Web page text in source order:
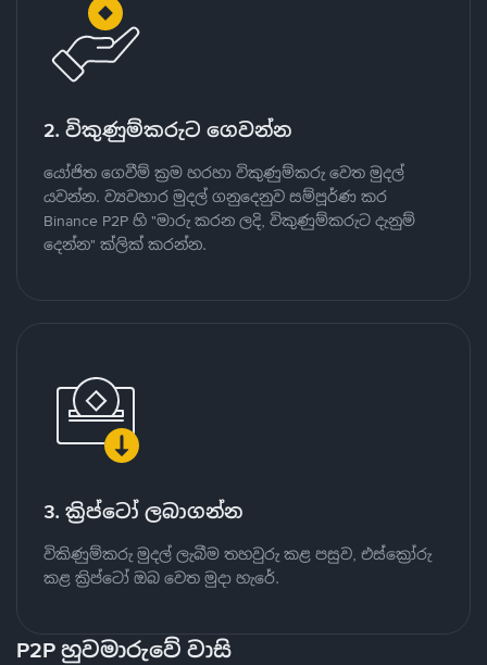
2. විකුණුම්කරුට ගෙවන්න
යෝජිත ගෙවීම් ක්‍රම හරහා විකුණුම්කරු වෙත මුදල්
යවන්න. ව්‍යවහාර මුදල් ගනුදෙනුව සම්පූර්ණ කර
Binance P2P හි "මාරු කරන ලදි, විකුණුම්කරුට දැනුම්
දෙන්න" ක්ලික් කරන්න.
3. ක්‍රිප්ටෝ ලබාගන්න
විකිණුම්කරු මුදල් ලැබීම තහවුරු කළ පසුව, එස්ක්‍රෝරු
කළ ක්‍රිප්ටෝ ඔබ වෙත මුදා හැරේ.
P2P හුවමාරුවේ වාසි